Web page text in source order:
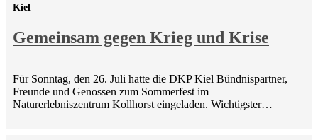
Gemeinsam gegen Krieg und Krise
Kiel
Für Sonntag, den 26. Juli hatte die DKP Kiel Bündnispartner,
Freunde und Genossen zum Sommerfest im
Naturerlebniszentrum Kollhorst eingeladen. Wichtigster…